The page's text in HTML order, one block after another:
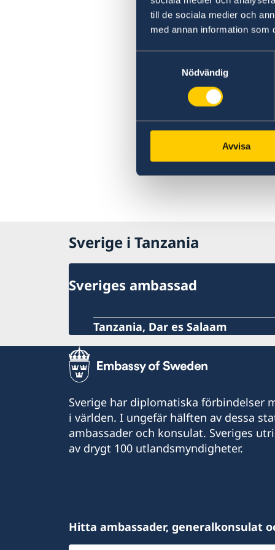
till de sociala medier och
med annan information som
Nödvändig
Avvisa
Sverige i Tanzania
Sveriges ambassad
Tanzania, Dar es Salaam
Sverige har diplomatiska förbindelser
i världen. I ungefär hälften av dessa
ambassader och konsulat. Sveriges
av drygt 100 utlandsmyndigheter.
Hitta ambassader, generalkonsulat